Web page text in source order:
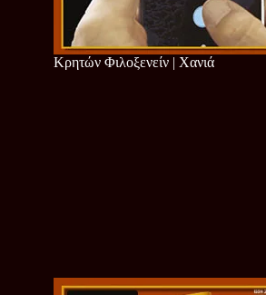
Κρητών Φιλοξενείν | Χανιά